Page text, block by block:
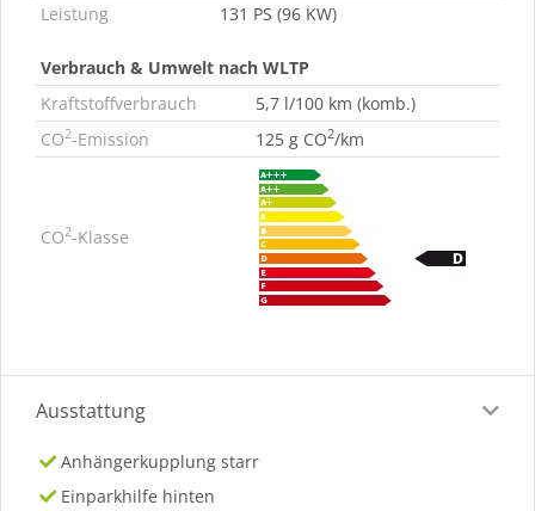
Leistung
131 PS (96 KW)
Verbrauch & Umwelt nach WLTP
Kraftstoffverbrauch
5,7 l/100 km (komb.)
CO2-Emission 125 g CO2/km
CO2-Klasse
Ausstattung
Anhängerkupplung starr
Einparkhilfe hinten